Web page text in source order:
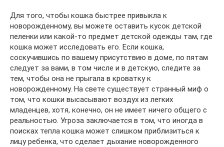
Для того, чтобы кошка быстрее привыкла к
новорожденному, вы можете оставить кусок детской
пеленки или какой-то предмет детской одежды там, где
кошка может исследовать его. Если кошка,
соскучившись по вашему присутствию в доме, по пятам
следует за вами, в том числе и в детскую, следите за
тем, чтобы она не прыгала в кроватку к
новорожденному. На свете существует странный миф о
том, что кошки высасывают воздух из легких
младенцев, хотя, конечно, он не имеет ничего общего с
реальностью. Угроза заключается в том, что иногда в
поисках тепла кошка может слишком приблизиться к
лицу ребенка, что сделает дыхание новорожденного